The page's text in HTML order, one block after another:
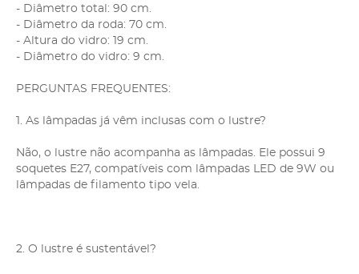
- Diâmetro total: 90 cm.
- Diâmetro da roda: 70 cm.
- Altura do vidro: 19 cm.
- Diâmetro do vidro: 9 cm.
PERGUNTAS FREQUENTES:
1. As lâmpadas já vêm inclusas com o lustre?
Não, o lustre não acompanha as lâmpadas. Ele possui 9
soquetes E27, compatíveis com lâmpadas LED de 9W ou
lâmpadas de filamento tipo vela.
2. O lustre é sustentável?